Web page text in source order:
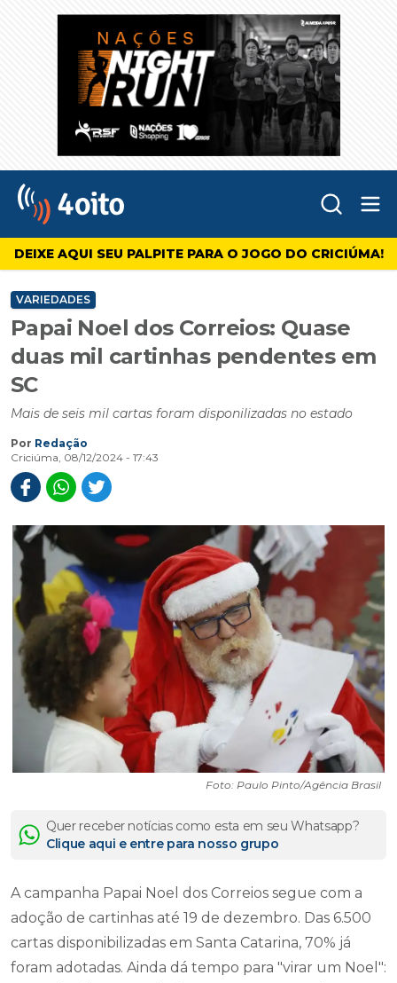
4oito
DEIXE AQUI SEU PALPITE PARA O JOGO DO CRICIÚMA!
VARIEDADES
Papai Noel dos Correios: Quase
duas mil cartinhas pendentes em
SC
Mais de seis mil cartas foram disponilizadas no estado
Por Redação
Criciúma, 08/12/2024 - 17:43
Foto: Paulo Pinto/Agência Brasil
Quer receber notícias como esta em seu Whatsapp?
Clique aqui e entre para nosso grupo
A campanha Papai Noel dos Correios segue com a
adoção de cartinhas até 19 de dezembro. Das 6.500
cartas disponibilizadas em Santa Catarina, 70% já
foram adotadas. Ainda dá tempo para "virar um Noel":